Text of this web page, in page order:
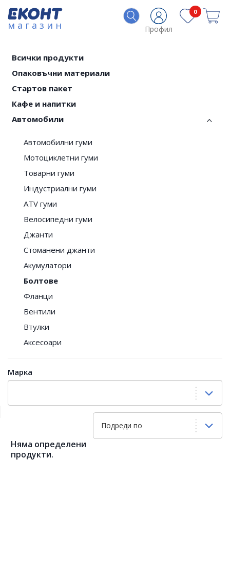
магазин Профил
0
Всички продукти
Опаковъчни материали
Стартов пакет
Кафе и напитки
Автомобили
Автомобилни гуми
Мотоциклетни гуми
Товарни гуми
Индустриални гуми
ATV гуми
Велосипедни гуми
Джанти
Стоманени джанти
Акумулатори
Болтове
Фланци
Вентили
Втулки
Аксесоари
Марка
Подреди по
Няма определени
продукти.